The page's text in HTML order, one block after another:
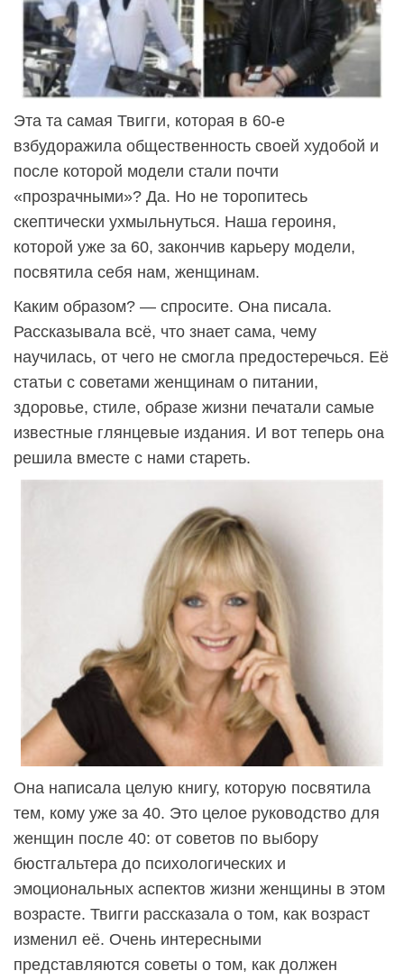
Эта та самая Твигги, которая в 60-е
взбудоражила общественность своей худобой и
после которой модели стали почти
«прозрачными»? Да. Но не торопитесь
скептически ухмыльнуться. Наша героиня,
которой уже за 60, закончив карьеру модели,
посвятила себя нам, женщинам.
Каким образом? — спросите. Она писала.
Рассказывала всё, что знает сама, чему
научилась, от чего не смогла предостеречься. Её
статьи с советами женщинам о питании,
здоровье, стиле, образе жизни печатали самые
известные глянцевые издания. И вот теперь она
решила вместе с нами стареть.
Она написала целую книгу, которую посвятила
тем, кому уже за 40. Это целое руководство для
женщин после 40: от советов по выбору
бюстгальтера до психологических и
эмоциональных аспектов жизни женщины в этом
возрасте. Твигги рассказала о том, как возраст
изменил её. Очень интересными
представляются советы о том, как должен